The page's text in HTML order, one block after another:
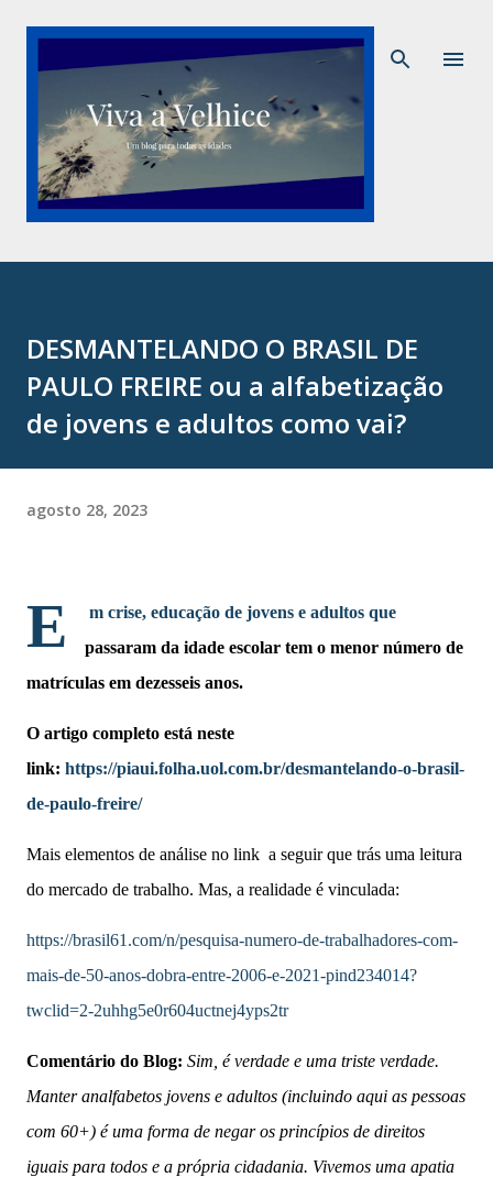
Pular para o conteúdo principal
DESMANTELANDO O BRASIL DE
PAULO FREIRE ou a alfabetização
de jovens e adultos como vai?
agosto 28, 2023
E
m crise, educação de jovens e adultos que
passaram da idade escolar tem o menor número de
matrículas em dezesseis anos.
O artigo completo está neste
link: https://piaui.folha.uol.com.br/desmantelando-o-brasil-
de-paulo-freire/
Mais elementos de análise no link a seguir que trás uma leitura
do mercado de trabalho. Mas, a realidade é vinculada:
https://brasil61.com/n/pesquisa-numero-de-trabalhadores-com-
mais-de-50-anos-dobra-entre-2006-e-2021-pind234014?
twclid=2-2uhhg5e0r604uctnej4yps2tr
Comentário do Blog: Sim, é verdade e uma triste verdade.
Manter analfabetos jovens e adultos (incluindo aqui as pessoas
com 60+) é uma forma de negar os princípios de direitos
iguais para todos e a própria cidadania. Vivemos uma apatia